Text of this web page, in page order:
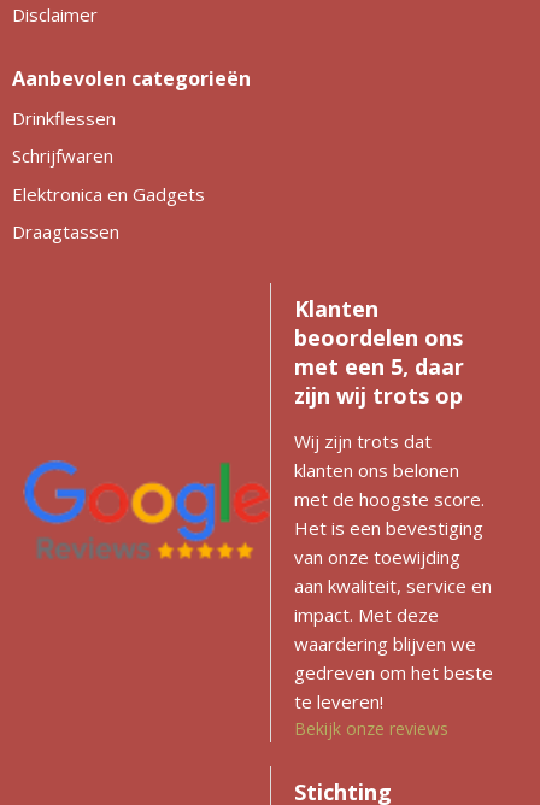
Disclaimer
Aanbevolen categorieën
Drinkflessen
Schrijfwaren
Elektronica en Gadgets
Draagtassen
Klanten
beoordelen ons
met een 5, daar
zijn wij trots op
Wij zijn trots dat
klanten ons belonen
met de hoogste score.
Het is een bevestiging
van onze toewijding
aan kwaliteit, service en
impact. Met deze
waardering blijven we
gedreven om het beste
te leveren!
Bekijk onze reviews
Stichting